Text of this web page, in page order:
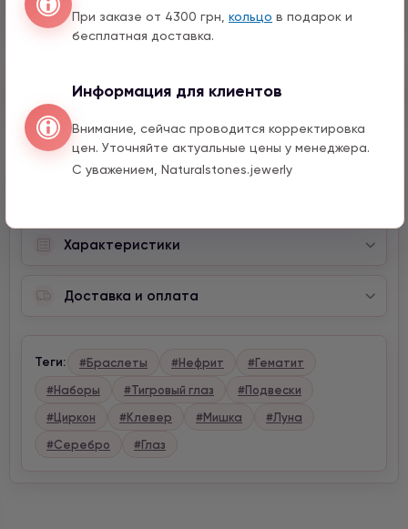
При заказе от 4300 грн, кольцо в подарок и
бесплатная доставка.
Информация для клиентов
Внимание, сейчас проводится корректировка
цен. Уточняйте актуальные цены у менеджера.
С уважением, Naturalstones.jewerly
Быстрый заказ
Характеристики
Доставка и оплата
Теги: #Браслеты #Нефрит
#Гематит
#Наборы
#Тигровый глаз
#Подвески
#Циркон
#Клевер #Мишка
#Луна
#Серебро
#Глаз